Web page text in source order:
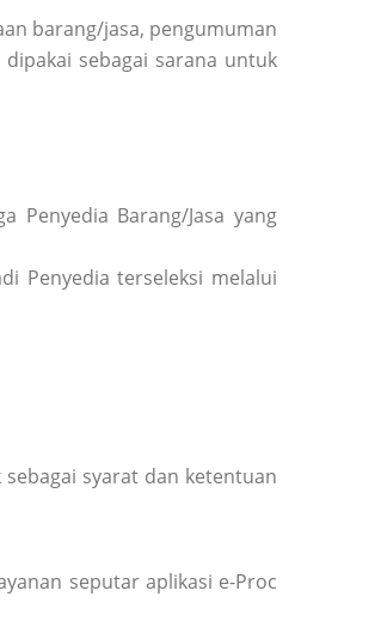
barang/jasa, pengumuman
sebagai sarana untuk
Penyedia Barang/Jasa yang
Penyedia terseleksi melalui
syarat dan ketentuan
seputar aplikasi e-Proc